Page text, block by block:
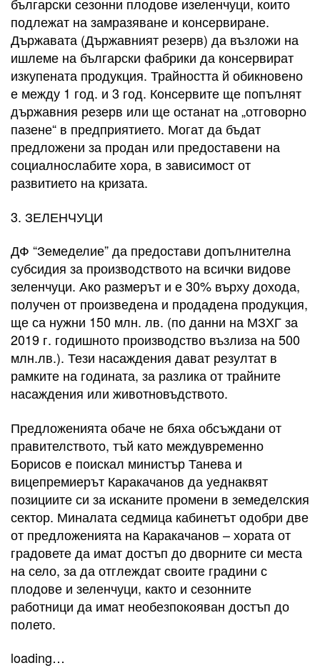
подлежат на замразяване и консервиране.
Държавата (Държавният резерв) да възложи на
ишлеме на български фабрики да консервират
изкупената продукция. Трайността й обикновено
е между 1 год. и 3 год. Консервите ще попълнят
държавния резерв или ще останат на „отговорно
пазене“ в предприятието. Могат да бъдат
предложени за продан или предоставени на
социалнослабите хора, в зависимост от
развитието на кризата.
3. ЗЕЛЕНЧУЦИ
ДФ “Земеделие” да предостави допълнителна
субсидия за производството на всички видове
зеленчуци. Ако размерът и е 30% върху дохода,
получен от произведена и продадена продукция,
ще са нужни 150 млн. лв. (по данни на МЗХГ за
2019 г. годишното производство възлиза на 500
млн.лв.). Тези насаждения дават резултат в
рамките на годината, за разлика от трайните
насаждения или животновъдството.
Предложенията обаче не бяха обсъждани от
правителството, тъй като междувременно
Борисов е поискал министър Танева и
вицепремиерът Каракачанов да уеднаквят
позициите си за исканите промени в земеделския
сектор. Миналата седмица кабинетът одобри две
от предложенията на Каракачанов – хората от
градовете да имат достъп до дворните си места
на село, за да отглеждат своите градини с
плодове и зеленчуци, както и сезонните
работници да имат необезпокояван достъп до
полето.
loading…